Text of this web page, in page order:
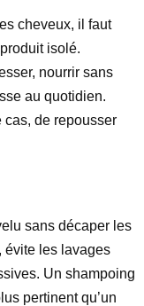
cheveux, il faut
isolé.
nourrir sans
au quotidien.
cas, de repousser
sans décaper les
évite les lavages
Un shampoing
pertinent qu’un